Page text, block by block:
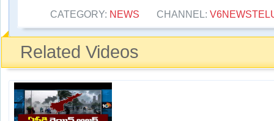
CATEGORY: NEWS CHANNEL:
Related Videos